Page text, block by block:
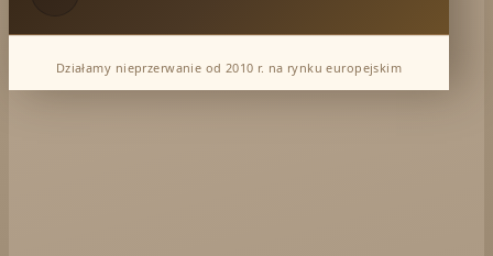
Dabur Hurt
Działamy nieprzerwanie od 2010 r. na rynku europejskim